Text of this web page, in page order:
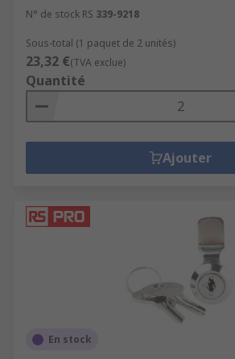
N° de stock RS 339-9218
Sous-total (1 paquet de 2 unités)
23,32 €(TVA exclue)
Quantité
Ajouter
En stock